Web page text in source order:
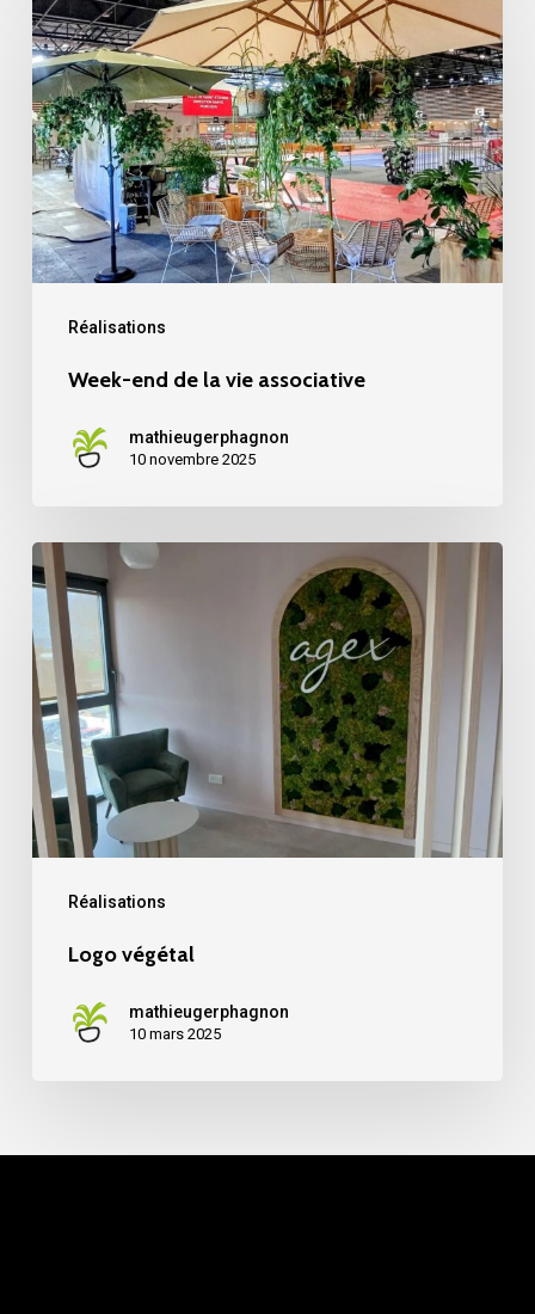
Réalisations
end
de
la
vie
associative
Week-end de la vie associative
mathieugerphagnon
10 novembre 2025
Réalisations
Logo
végétal
Logo végétal
mathieugerphagnon
10 mars 2025